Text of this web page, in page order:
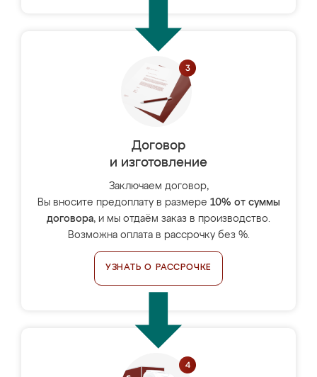
Договор
и изготовление
Заключаем договор,
Вы вносите предоплату в размере 10% от суммы
договора, и мы отдаём заказ в производство.
Возможна оплата в рассрочку без %.
УЗНАТЬ О РАССРОЧКЕ